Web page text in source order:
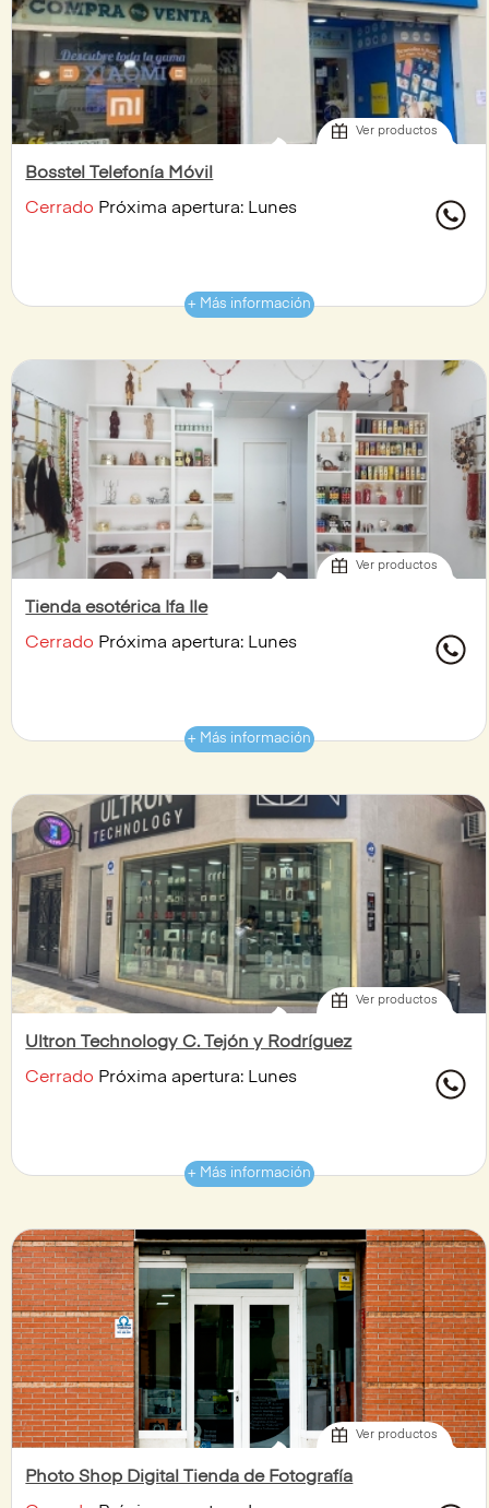
Ver productos
Bosstel Telefonía Móvil
Cerrado Próxima apertura: Lunes
+ Más información
Ver productos
Tienda esotérica Ifa Ile
Cerrado Próxima apertura: Lunes
+ Más información
Ver productos
Ultron Technology C. Tejón y Rodríguez
Cerrado Próxima apertura: Lunes
+ Más información
Ver productos
Photo Shop Digital Tienda de Fotografía